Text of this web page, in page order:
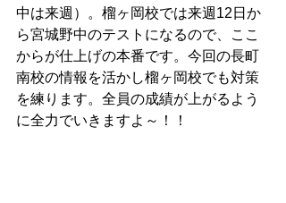
中は来週）。榴ヶ岡校では来週12日か
ら宮城野中のテストになるので、ここ
からが仕上げの本番です。今回の長町
南校の情報を活かし榴ヶ岡校でも対策
を練ります。全員の成績が上がるよう
に全力でいきますよ～！！